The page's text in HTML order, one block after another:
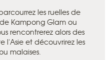
les ruelles de
Kampong Glam ou
rencontrerez alors des
l'Asie et découvrirez les
malaises.